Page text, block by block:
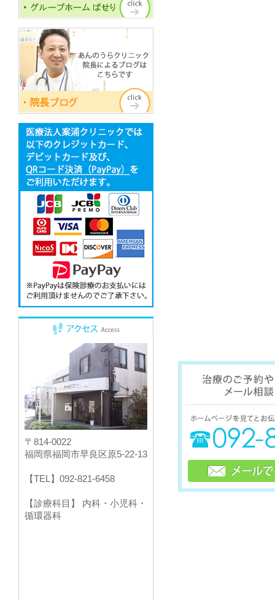
〒814-0022
福岡県福岡市早良区原5-22-13
【TEL】092-821-6458
【診療科目】 内科・小児科・
循環器科